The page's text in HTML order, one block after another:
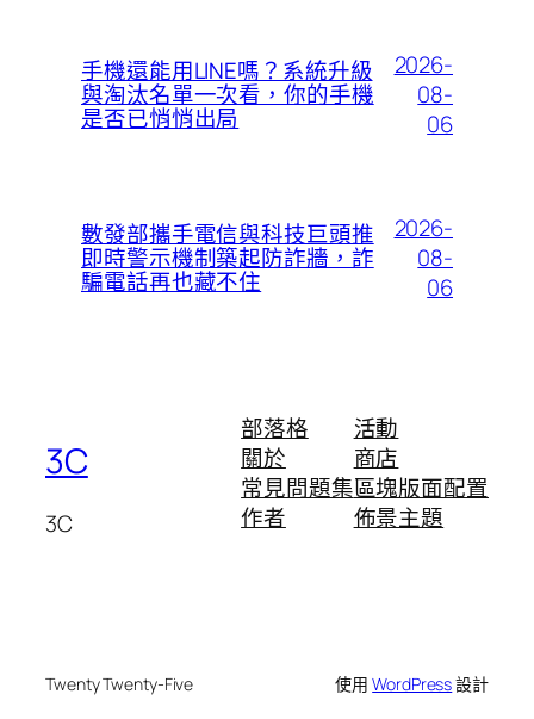
手機還能用LINE嗎？系統升級
與淘汰名單一次看，你的手機
是否已悄悄出局
2026-
08-
06
數發部攜手電信與科技巨頭推
即時警示機制築起防詐牆，詐
騙電話再也藏不住
2026-
08-
06
3C
3C
部落格
關於
常見問題集
作者
活動
商店
區塊版面配置
佈景主題
Twenty Twenty-Five 使用WordPress設計